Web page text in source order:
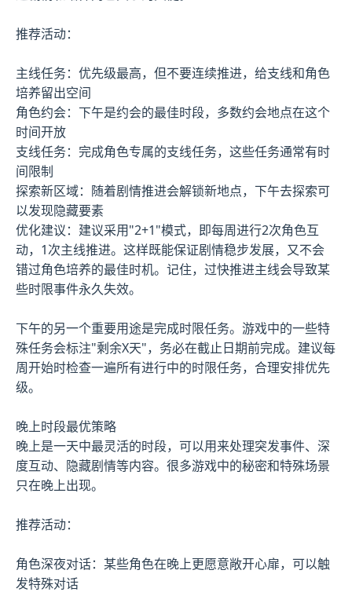
推荐活动：
主线任务：优先级最高，但不要连续推进，给支线和角色
培养留出空间
角色约会：下午是约会的最佳时段，多数约会地点在这个
时间开放
支线任务：完成角色专属的支线任务，这些任务通常有时
间限制
探索新区域：随着剧情推进会解锁新地点，下午去探索可
以发现隐藏要素
优化建议：建议采用"2+1"模式，即每周进行2次角色互
动，1次主线推进。这样既能保证剧情稳步发展，又不会
错过角色培养的最佳时机。记住，过快推进主线会导致某
些时限事件永久失效。
下午的另一个重要用途是完成时限任务。游戏中的一些特
殊任务会标注"剩余X天"，务必在截止日期前完成。建议每
周开始时检查一遍所有进行中的时限任务，合理安排优先
级。
晚上时段最优策略
晚上是一天中最灵活的时段，可以用来处理突发事件、深
度互动、隐藏剧情等内容。很多游戏中的秘密和特殊场景
只在晚上出现。
推荐活动：
角色深夜对话：某些角色在晚上更愿意敞开心扉，可以触
发特殊对话